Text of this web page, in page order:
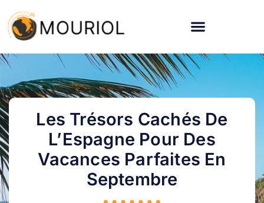
Les Trésors Cachés De
L’Espagne Pour Des
Vacances Parfaites En
Septembre